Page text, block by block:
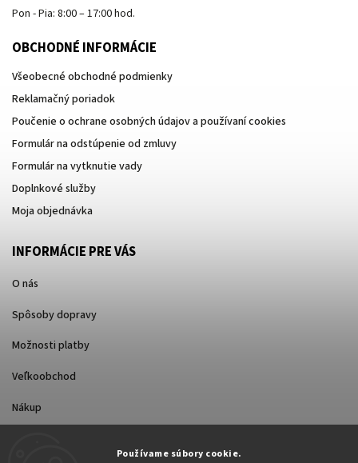
Používame súbory cookie.
Pon - Pia: 8:00 – 17:00 hod.
OBCHODNÉ INFORMÁCIE
Všeobecné obchodné podmienky
Reklamačný poriadok
Poučenie o ochrane osobných údajov a používaní cookies
Formulár na odstúpenie od zmluvy
Formulár na vytknutie vady
Doplnkové služby
Moja objednávka
INFORMÁCIE PRE VÁS
O nás
Spôsoby dopravy
Možnosti platby
Veľkoobchod
Nákup